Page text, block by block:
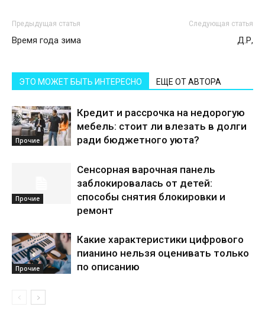
Предыдущая статья
Время года зима
Следующая статья
Д.Р,
ЭТО МОЖЕТ БЫТЬ ИНТЕРЕСНО ЕЩЕ ОТ АВТОРА
Прочие
Кредит и рассрочка на недорогую
мебель: стоит ли влезать в долги
ради бюджетного уюта?
Прочие
Сенсорная варочная панель
заблокировалась от детей:
способы снятия блокировки и
ремонт
Прочие
Какие характеристики цифрового
пианино нельзя оценивать только
по описанию